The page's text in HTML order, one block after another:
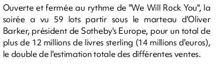
Ouverte et fermée au rythme de "We Will Rock You", la
soirée a vu 59 lots partir sous le marteau d'Oliver
Barker, président de Sotheby's Europe, pour un total de
plus de 12 millions de livres sterling (14 millions d'euros),
le double de l'estimation totale des différentes ventes.